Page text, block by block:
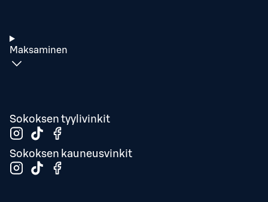
Maksaminen
Sokoksen tyylivinkit
Sokoksen kauneusvinkit